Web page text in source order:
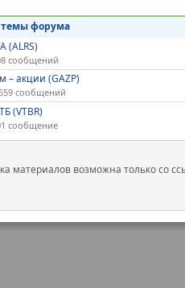
форума
(ALRS)
сообщений
– акции (GAZP)
сообщений
(VTBR)
сообщение
материалов возможна только со